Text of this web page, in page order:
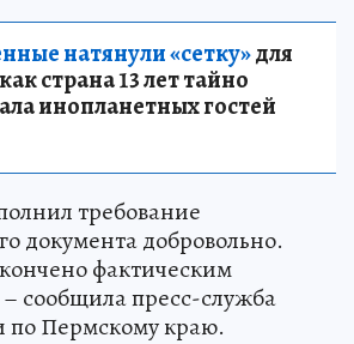
натянули «сетку»для
страна 13 лет тайно
инопланетных гостей
требование
документа добровольно.
фактическим
сообщила пресс-служба
Пермскому краю.